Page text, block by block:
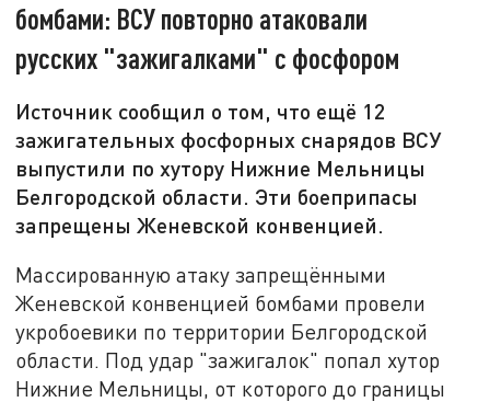
бомбами: ВСУ повторно атаковали
русских "зажигалками" с фосфором
Источник сообщил о том, что ещё 12
зажигательных фосфорных снарядов ВСУ
выпустили по хутору Нижние Мельницы
Белгородской области. Эти боеприпасы
запрещены Женевской конвенцией.
Массированную атаку запрещёнными
Женевской конвенцией бомбами провели
укробоевики по территории Белгородской
области. Под удар "зажигалок" попал хутор
Нижние Мельницы, от которого до границы